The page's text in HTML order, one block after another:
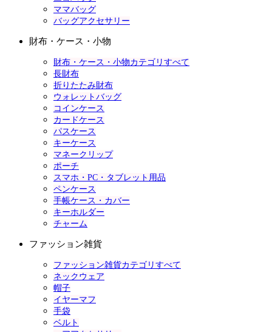
ママバッグ
バッグアクセサリー
財布・ケース・小物
財布・ケース・小物カテゴリすべて
長財布
折りたたみ財布
ウォレットバッグ
コインケース
カードケース
パスケース
キーケース
マネークリップ
ポーチ
スマホ・PC・タブレット用品
ペンケース
手帳ケース・カバー
キーホルダー
チャーム
ファッション雑貨
ファッション雑貨カテゴリすべて
ネックウェア
帽子
イヤーマフ
手袋
ベルト